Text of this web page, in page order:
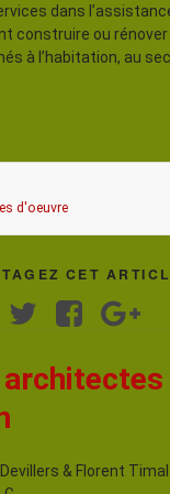
dans
construire ou
à l’habitation, au
d'oeuvre
CET
Twitter Facebook
& Florent